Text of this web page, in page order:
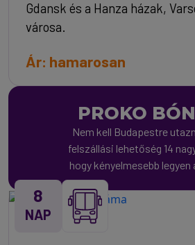
Gdansk és a Hanza házak,
városa.
Ár: hamarosan
PROKO
Nem kell Budapestre
felszállási lehetőség 14
hogy kényelmesebb legyen
8
NAP